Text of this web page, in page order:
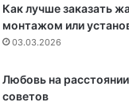
Как лучше заказать
монтажом или
03.03.2026
Любовь на
советов